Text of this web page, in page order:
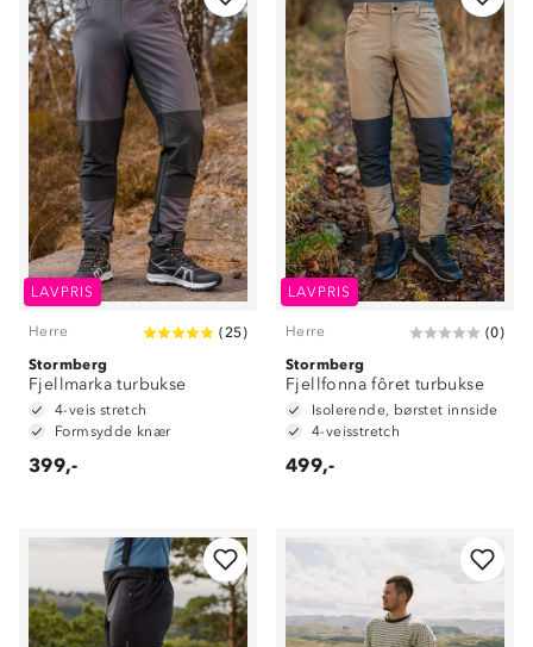
LAVPRIS
Herre (25)
Stormberg
Fjellmarka turbukse
4-veis stretch
Formsydde knær
399,-
LAVPRIS
Herre (0)
Stormberg
Fjellfonna fôret turbukse
Isolerende, børstet innside
4-veisstretch
499,-